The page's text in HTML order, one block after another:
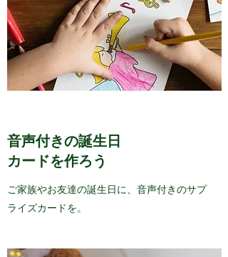
音声付きの誕生日
カードを作ろう
ご家族やお友達の誕生日に、音声付きのサプ
ライズカードを。